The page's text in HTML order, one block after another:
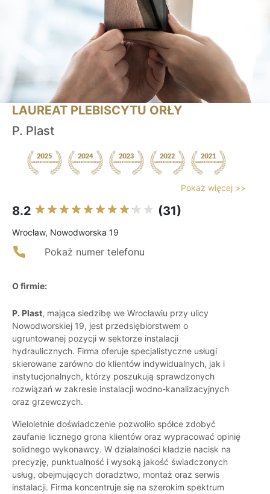
LAUREAT PLEBISCYTU ORŁY
P. Plast
Pokaż więcej >>
8.2 (31)
Wrocław, Nowodworska 19
Pokaż numer telefonu
O firmie:
P. Plast, mająca siedzibę we Wrocławiu przy ulicy
Nowodworskiej 19, jest przedsiębiorstwem o
ugruntowanej pozycji w sektorze instalacji
hydraulicznych. Firma oferuje specjalistyczne usługi
skierowane zarówno do klientów indywidualnych, jak i
instytucjonalnych, którzy poszukują sprawdzonych
rozwiązań w zakresie instalacji wodno-kanalizacyjnych
oraz grzewczych.
Wieloletnie doświadczenie pozwoliło spółce zdobyć
zaufanie licznego grona klientów oraz wypracować opinię
solidnego wykonawcy. W działalności kładzie nacisk na
precyzję, punktualność i wysoką jakość świadczonych
usług, obejmujących doradztwo, montaż oraz serwis
instalacji. Firma koncentruje się na szerokim spektrum